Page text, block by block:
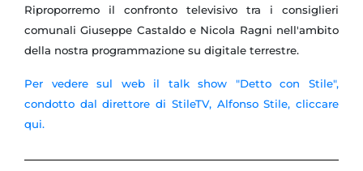
Riproporremo il confronto televisivo tra i consiglieri
comunali Giuseppe Castaldo e Nicola Ragni nell'ambito
della nostra programmazione su digitale terrestre.
Per vedere sul web il talk show "Detto con Stile",
condotto dal direttore di StileTV, Alfonso Stile, cliccare
qui.